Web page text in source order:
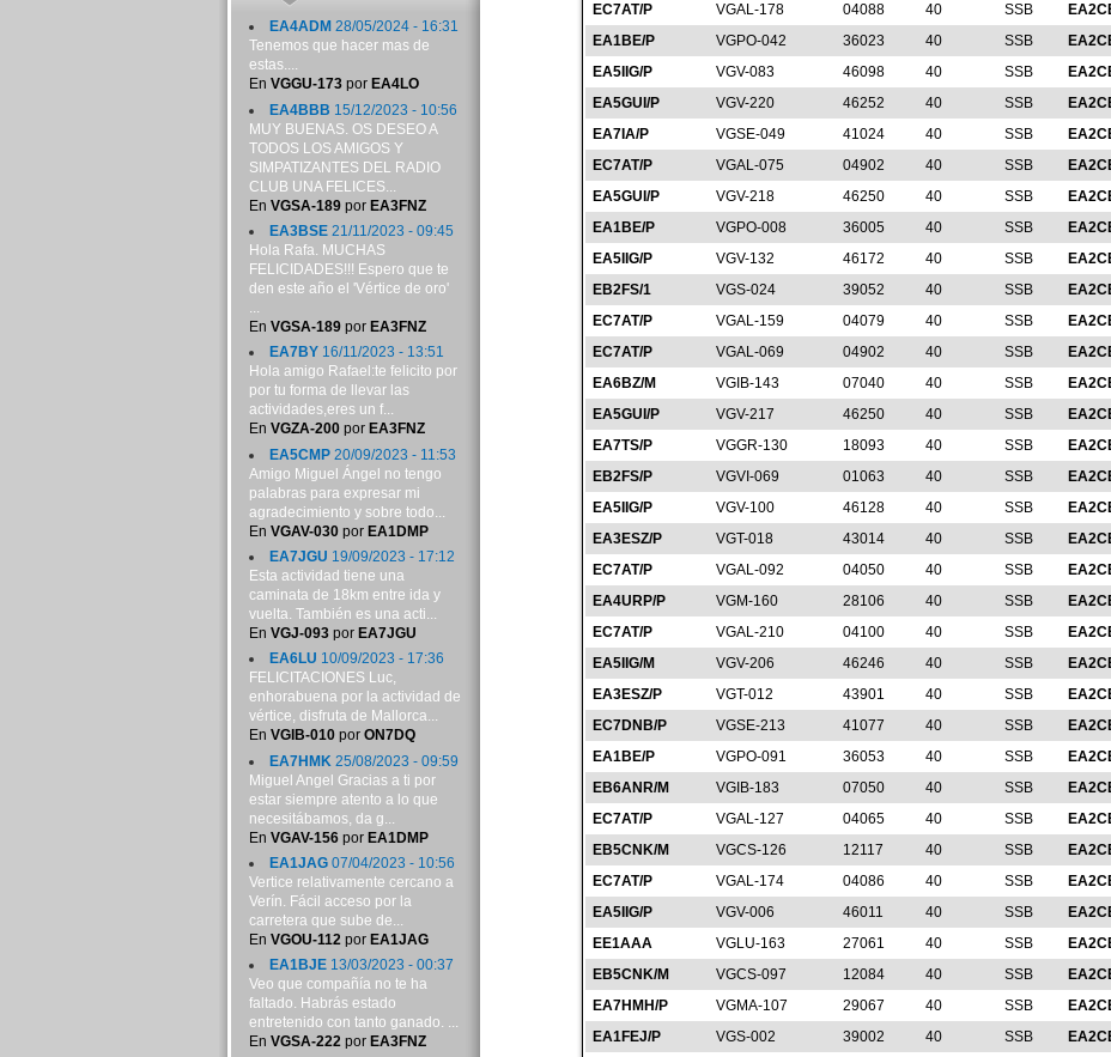
EC7AT/P
VGAL-178 04088 40 SSB
EA1BE/P
VGPO-042 36023 40 SSB
EA5IIG/P
VGV-083 46098 40 SSB
EA5GUI/P
VGV-220 46252 40 SSB
EA7IA/P
VGSE-049 41024 40 SSB
EC7AT/P
VGAL-075 04902 40 SSB
EA5GUI/P
VGV-218 46250 40 SSB
EA1BE/P
VGPO-008 36005 40 SSB
EA5IIG/P
VGV-132 46172 40 SSB
EB2FS/1
VGS-024 39052 40 SSB
EC7AT/P
VGAL-159 04079 40 SSB
EC7AT/P
VGAL-069 04902 40 SSB
EA6BZ/M
VGIB-143 07040 40 SSB
EA5GUI/P
VGV-217 46250 40 SSB
EA7TS/P
VGGR-130 18093 40 SSB
EB2FS/P
VGVI-069 01063 40 SSB
EA5IIG/P
VGV-100 46128 40 SSB
EA3ESZ/P
VGT-018 43014 40 SSB
EC7AT/P
VGAL-092 04050 40 SSB
EA4URP/P
VGM-160 28106 40 SSB
EC7AT/P
VGAL-210 04100 40 SSB
EA5IIG/M
VGV-206 46246 40 SSB
EA3ESZ/P
VGT-012 43901 40 SSB
EC7DNB/P
VGSE-213 41077 40 SSB
EA1BE/P
VGPO-091 36053 40 SSB
EB6ANR/M
VGIB-183 07050 40 SSB
EC7AT/P
VGAL-127 04065 40 SSB
EB5CNK/M
VGCS-126 12117 40 SSB
EC7AT/P
VGAL-174 04086 40 SSB
EA5IIG/P
VGV-006 46011 40 SSB
EE1AAA
VGLU-163 27061 40 SSB
EB5CNK/M
VGCS-097 12084 40 SSB
EA7HMH/P
VGMA-107 29067 40 SSB
EA1FEJ/P
VGS-002 39002 40 SSB
EA4ADM 28/05/2024 - 16:31
Tenemos que hacer mas de
estas....
En VGGU-173por EA4LO
EA4BBB 15/12/2023 - 10:56
MUY BUENAS. OS DESEO A
TODOS LOS AMIGOS Y
SIMPATIZANTES DEL RADIO
CLUB UNA FELICES...
En VGSA-189por EA3FNZ
EA3BSE21/11/2023 - 09:45
Hola Rafa. MUCHAS
FELICIDADES!!! Espero que te
den este año el 'Vértice de oro'
...
En VGSA-189por EA3FNZ
EA7BY16/11/2023 - 13:51
Hola amigo Rafael:te felicito por
por tu forma de llevar las
actividades,eres un f...
En VGZA-200por EA3FNZ
EA5CMP20/09/2023 - 11:53
Amigo Miguel Ángel no tengo
palabras para expresar mi
agradecimiento y sobre todo...
En VGAV-030por EA1DMP
EA7JGU 19/09/2023 - 17:12
Esta actividad tiene una
caminata de 18km entre ida y
vuelta. También es una acti...
En VGJ-093por EA7JGU
EA6LU 10/09/2023 - 17:36
FELICITACIONES Luc,
enhorabuena por la actividad de
vértice, disfruta de Mallorca...
En VGIB-010por ON7DQ
EA7HMK 25/08/2023 - 09:59
Miguel Angel Gracias a ti por
estar siempre atento a lo que
necesitábamos, da g...
En VGAV-156por EA1DMP
EA1JAG07/04/2023 - 10:56
Vertice relativamente cercano a
Verín. Fácil acceso por la
carretera que sube de...
En VGOU-112por EA1JAG
EA1BJE13/03/2023 - 00:37
Veo que compañía no te ha
faltado. Habrás estado
entretenido con tanto ganado. ...
En VGSA-222por EA3FNZ